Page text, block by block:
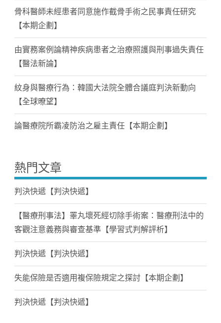
骨科醫師未經患者同意施作截骨手術之民事責任研究
【本期企劃】
由實務案例論精神疾病患者之治療照護與刑事過失責任
【醫法新論】
紋身與醫療行為：韓國大法院全體合議庭判決新動向
【全球暸望】
論醫療院所霸凌防治之雇主責任【本期企劃】
熱門文章
判決快遞【判決快遞】
【醫療刑事法】睪丸壞死經切除手術案：醫療刑法中的
客觀注意義務與審查基準【學習式判解評析】
判決快遞【判決快遞】
失能保險是否適用複保險規定之探討【本期企劃】
判決快遞【判決快遞】